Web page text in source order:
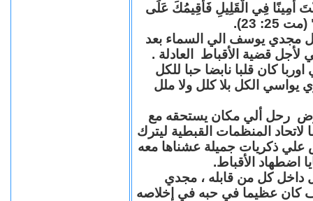
أَمِينًا فِي الْقَلِيلِ فَأُقِيمُكَ عَلَى
23).
مجدي يوسف الي السماء بعد
قضية الأقباط العادلة .
كان قلبا نابضا حبا للكل
يواسي الكل بلا كلل ولا ملل
رحل ألي مكان يستحقه مع
المنظمات القبطية ليترك
علي ذكريات جميلة عشناها معه
اضطهاد الأقباط.
داخل كل من قابله ، مجدي
عظيما في حبه في إخلاصه